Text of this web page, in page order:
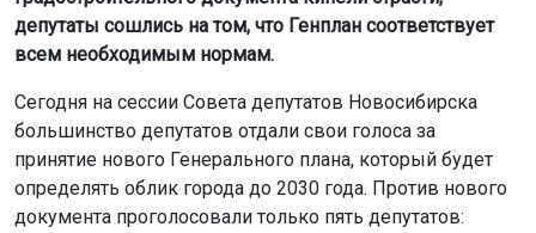
депутаты сошлись на том, что Генплан соответствует
всем необходимым нормам.
Сегодня на сессии Совета депутатов Новосибирска
большинство депутатов отдали свои голоса за
принятие нового Генерального плана, который будет
определять облик города до 2030 года. Против нового
документа проголосовали только пять депутатов: